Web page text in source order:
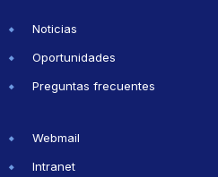
Noticias
Oportunidades
Preguntas frecuentes
Webmail
Intranet